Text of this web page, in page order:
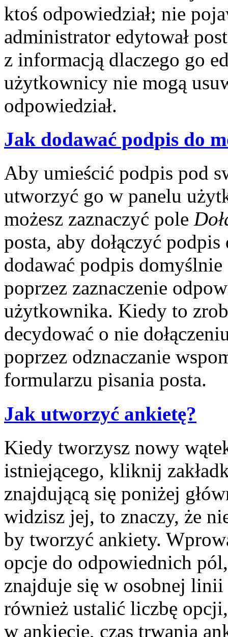
ktoś odpowiedział; nie
administrator edytował
z informacją dlaczego go
użytkownicy nie mogą
odpowiedział.
Jak dodawać podpis do
Aby umieścić podpis pod
utworzyć go w panelu
możesz zaznaczyć pole
posta, aby dołączyć
dodawać podpis
poprzez zaznaczenie
użytkownika. Kiedy to
decydować o nie
poprzez odznaczanie
formularzu pisania posta.
Jak utworzyć ankietę?
Kiedy tworzysz nowy
istniejącego, kliknij
znajdującą się poniżej
widzisz jej, to znaczy, że
by tworzyć ankiety.
opcje do odpowiednich
znajduje się w osobnej
również ustalić liczbę
w ankiecie, czas trwania